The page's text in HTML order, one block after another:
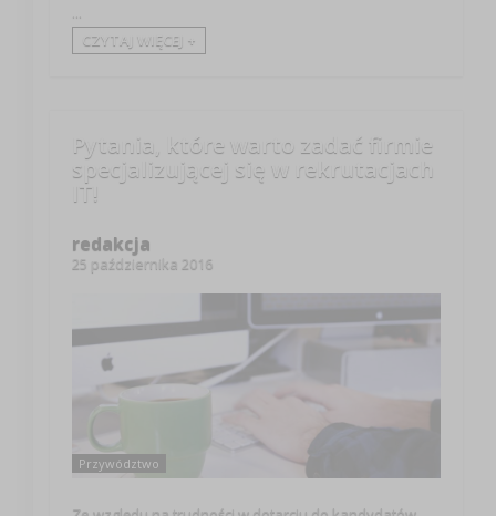
...
CZYTAJ WIĘCEJ +
Pytania, które warto zadać firmie
specjalizującej się w rekrutacjach
IT!
redakcja
25 października 2016
Przywództwo